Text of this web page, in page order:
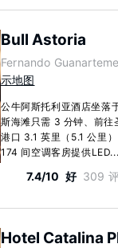
Bull Astoria
Fernando
示地图
公牛阿斯托利亚酒店坐落
斯海滩只需 3 分钟、前往
港口 3.1 英里（5.1 公里
174 间空调客房提供LED...
7.4/10 好 309
Hotel Catalina